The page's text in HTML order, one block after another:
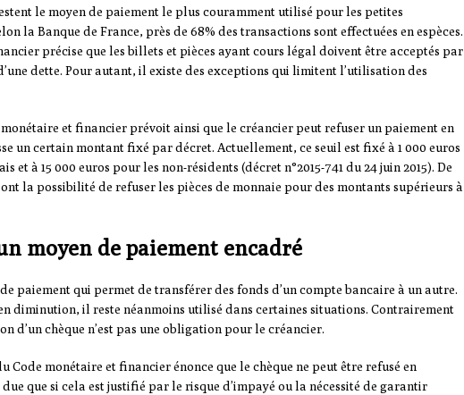
le moyen de paiement le plus couramment utilisé pour les petites
la Banque de France, près de 68% des transactions sont effectuées en espèces.
précise que les billets et pièces ayant cours légal doivent être acceptés par
dette. Pour autant, il existe des exceptions qui limitent l’utilisation des
monétaire et financier prévoit ainsi que le créancier peut refuser un paiement en
un certain montant fixé par décret. Actuellement, ce seuil est fixé à 1 000 euros
et à 15 000 euros pour les non-résidents (décret n°2015-741 du 24 juin 2015). De
la possibilité de refuser les pièces de monnaie pour des montants supérieurs à
moyen de paiement encadré
paiement qui permet de transférer des fonds d’un compte bancaire à un autre.
diminution, il reste néanmoins utilisé dans certaines situations. Contrairement
d’un chèque n’est pas une obligation pour le créancier.
Code monétaire et financier énonce que le chèque ne peut être refusé en
due que si cela est justifié par le risque d’impayé ou la nécessité de garantir